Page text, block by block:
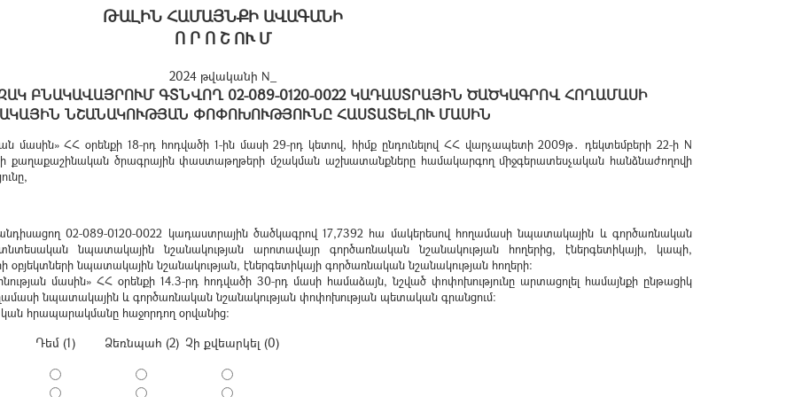
ԹԱԼԻՆ ՀԱՄԱՅՆՔԻ ԱՎԱԳԱՆԻ
Ո Ր Ո Շ ՈՒ Մ
2024 թվականի N_
ԲՆԱԿԱՎԱՅՐՈՒՄ ԳՏՆՎՈՂ 02-089-0120-0022 ԿԱԴԱՍՏՐԱՅԻՆ ԾԱԾԿԱԳՐՈՎ ՀՈՂԱՄԱՍԻ
ՆՇԱՆԱԿՈՒԹՅԱՆ ՓՈՓՈԽՈՒԹՅՈՒՆԸ ՀԱՍՏԱՏԵԼՈՒ ՄԱՍԻՆ
մասին» ՀՀ օրենքի 18-րդ հոդվածի 1-ին մասի 29-րդ կետով, հիմք ընդունելով ՀՀ վարչապետի 2009թ․ դեկտեմբերի 22-ի N
քաղաքաշինական ծրագրային փաստաթղթերի մշակման աշխատանքները համակարգող միջգերատեսչական հանձնաժողովի
02-089-0120-0022 կադաստրային ծածկագրով 17,7392 հա մակերեսով հողամասի նպատակային և գործառնական
նպատակային նշանակության արոտավայր գործառնական նշանակության հողերից, էներգետիկայի, կապի,
օբյեկտների նպատակային նշանակության, էներգետիկայի գործառնական նշանակության հողերի:
մասին» ՀՀ օրենքի 14.3-րդ հոդվածի 30-րդ մասի համաձայն, նշված փոփոխությունը արտացոլել համայնքի ընթացիկ
նպատակային և գործառնական նշանակության փոփոխության պետական գրանցում:
հրապարակմանը հաջորդող օրվանից:
Դեմ (1) Ձեռնպահ (2) Չի քվեարկել (0)